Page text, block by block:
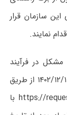
سازمان قرار
نمایند.
مشکل در فرآیند
برگزاری برای آنها لازم است، حداکثر تا تاریخ ۱۴۰۲/۱۲/۱۱ از طریق
سیستم پاسخ گویی اینترنتی https://request.sanjesh.org با